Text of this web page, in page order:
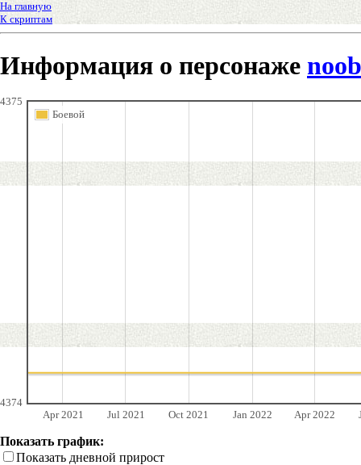
На главную
К скриптам
Информация о персонаже
Apr 2021 Jul 2021 Oct 2021 Jan 2022 Apr 2022
4374
4375
Боевой
Показать график:
Показать дневной прирост